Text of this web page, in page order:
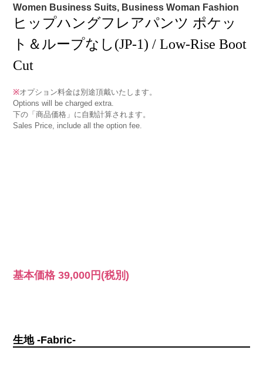
Women Business Suits, Business Woman Fashion
ヒップハングフレアパンツ ポケッ
ト＆ループなし(JP-1) / Low-Rise Boot
Cut
※オプション料金は別途頂戴いたします。
Options will be charged extra.
下の「商品価格」に自動計算されます。
Sales Price, include all the option fee.
基本価格39,000円 (税別)
生地 -Fabric-